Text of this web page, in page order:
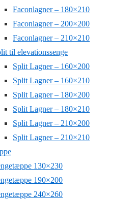
Faconlagner – 180×210
Faconlagner – 200×200
Faconlagner – 210×210
til elevationssenge
Split Lagner – 160×200
Split Lagner – 160×210
Split Lagner – 180×200
Split Lagner – 180×210
Split Lagner – 210×200
Split Lagner – 210×210
130×230
190×200
240×260